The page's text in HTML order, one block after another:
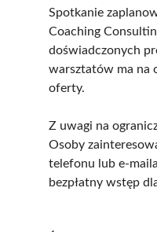
Spotkanie
Coaching
doświadczonych
warsztatów ma na
oferty.
Z uwagi na
Osoby
telefonu lub e-
bezpłatny wstęp